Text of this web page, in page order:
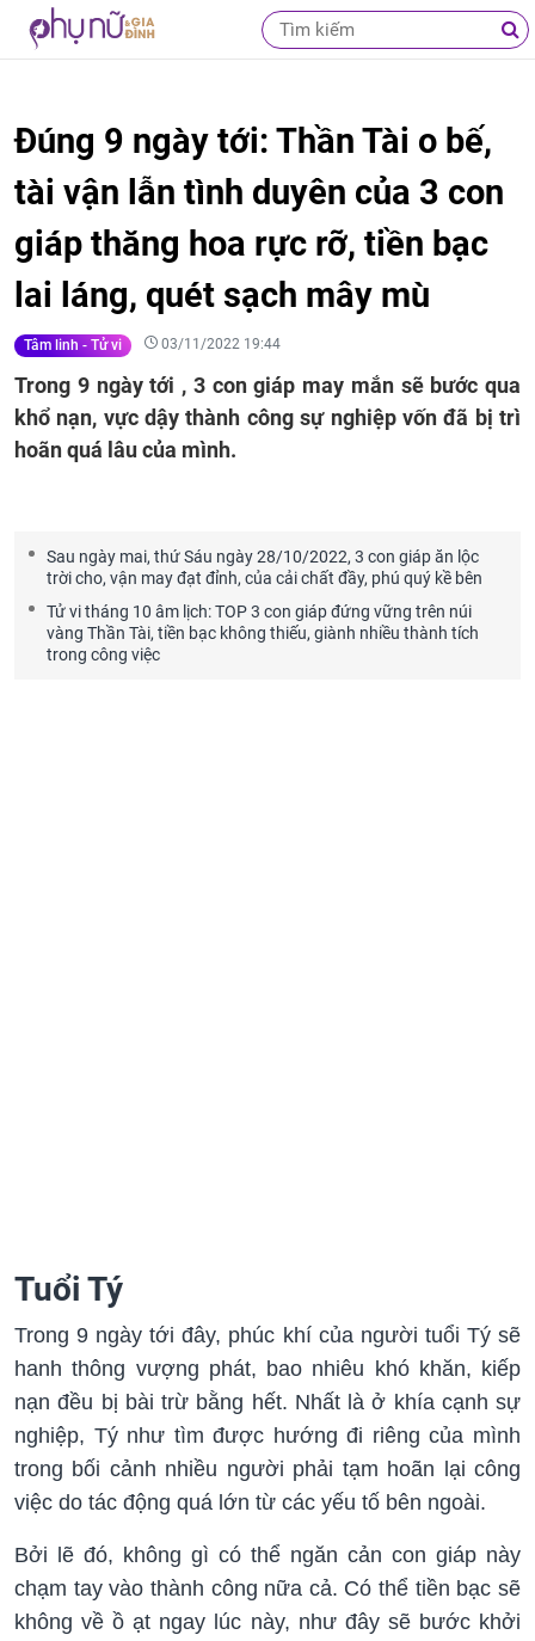
Đúng 9 ngày tới: Thần Tài o bế,
tài vận lẫn tình duyên của 3 con
giáp thăng hoa rực rỡ, tiền bạc
lai láng, quét sạch mây mù
Tâm linh - Tử vi 03/11/2022 19:44
Trong 9 ngày tới , 3 con giáp may mắn sẽ bước qua
khổ nạn, vực dậy thành công sự nghiệp vốn đã bị trì
hoãn quá lâu của mình.
Sau ngày mai, thứ Sáu ngày 28/10/2022, 3 con giáp ăn lộc
trời cho, vận may đạt đỉnh, của cải chất đầy, phú quý kề bên
Tử vi tháng 10 âm lịch: TOP 3 con giáp đứng vững trên núi
vàng Thần Tài, tiền bạc không thiếu, giành nhiều thành tích
trong công việc
Tuổi Tý
Trong 9 ngày tới đây, phúc khí của người tuổi Tý sẽ
hanh thông vượng phát, bao nhiêu khó khăn, kiếp
nạn đều bị bài trừ bằng hết. Nhất là ở khía cạnh sự
nghiệp, Tý như tìm được hướng đi riêng của mình
trong bối cảnh nhiều người phải tạm hoãn lại công
việc do tác động quá lớn từ các yếu tố bên ngoài.
Bởi lẽ đó, không gì có thể ngăn cản con giáp này
chạm tay vào thành công nữa cả. Có thể tiền bạc sẽ
không về ồ ạt ngay lúc này, như đây sẽ bước khởi